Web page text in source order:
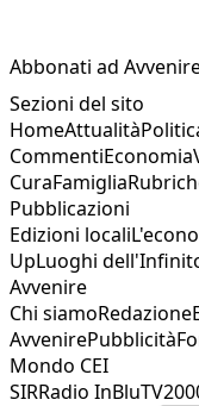
Abbonati ad
Sezioni del sito
HomeAttualità
CommentiEconomia
CuraFamiglia
Pubblicazioni
Edizioni locali
UpLuoghi
Avvenire
Chi siamoRedazione
AvvenirePubblicità
Mondo CEI
SIRRadio InBlu